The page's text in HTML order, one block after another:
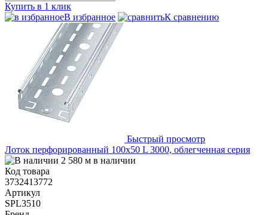
Купить в 1 клик
В избранное
К сравнению
Быстрый просмотр
Лоток перфорированный 100х50 L 3000, облегченная серия
2 580 м в наличии
Код товара
3732413772
Артикул
SPL3510